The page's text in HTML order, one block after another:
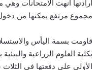
ارادتها أنهت الامتحانات
مجموع مرتفع يمكنها من
قاومت بسمة اليأس
بكلية العلوم الزراعية
الأولي علي دفعتها في الثلاث